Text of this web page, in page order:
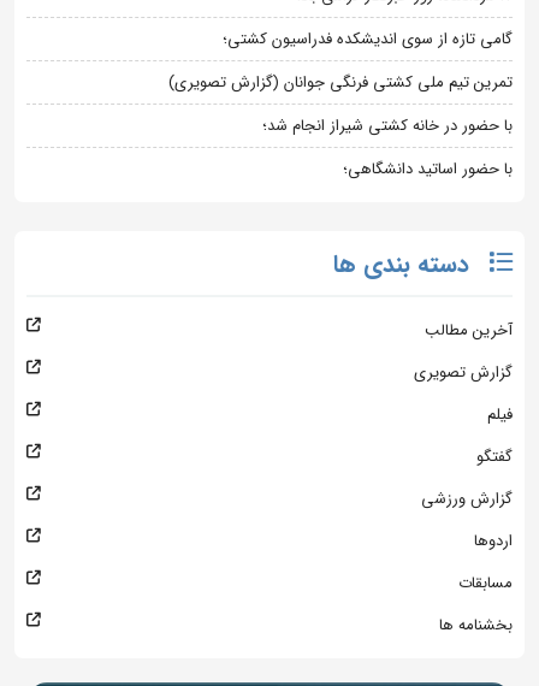
گامی تازه از سوی اندیشکده فدراسیون کشتی؛
تمرین تیم ملی کشتی فرنگی جوانان (گزارش تصویری)
با حضور در خانه کشتی شیراز انجام شد؛
با حضور اساتید دانشگاهی؛
دسته بندی ها
آخرین مطالب
گزارش تصویری
فیلم
گفتگو
گزارش ورزشی
اردوها
مسابقات
بخشنامه ها